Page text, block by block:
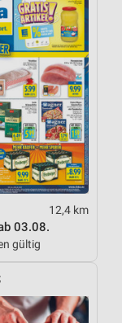
12,4 km
03.08.
gültig
von